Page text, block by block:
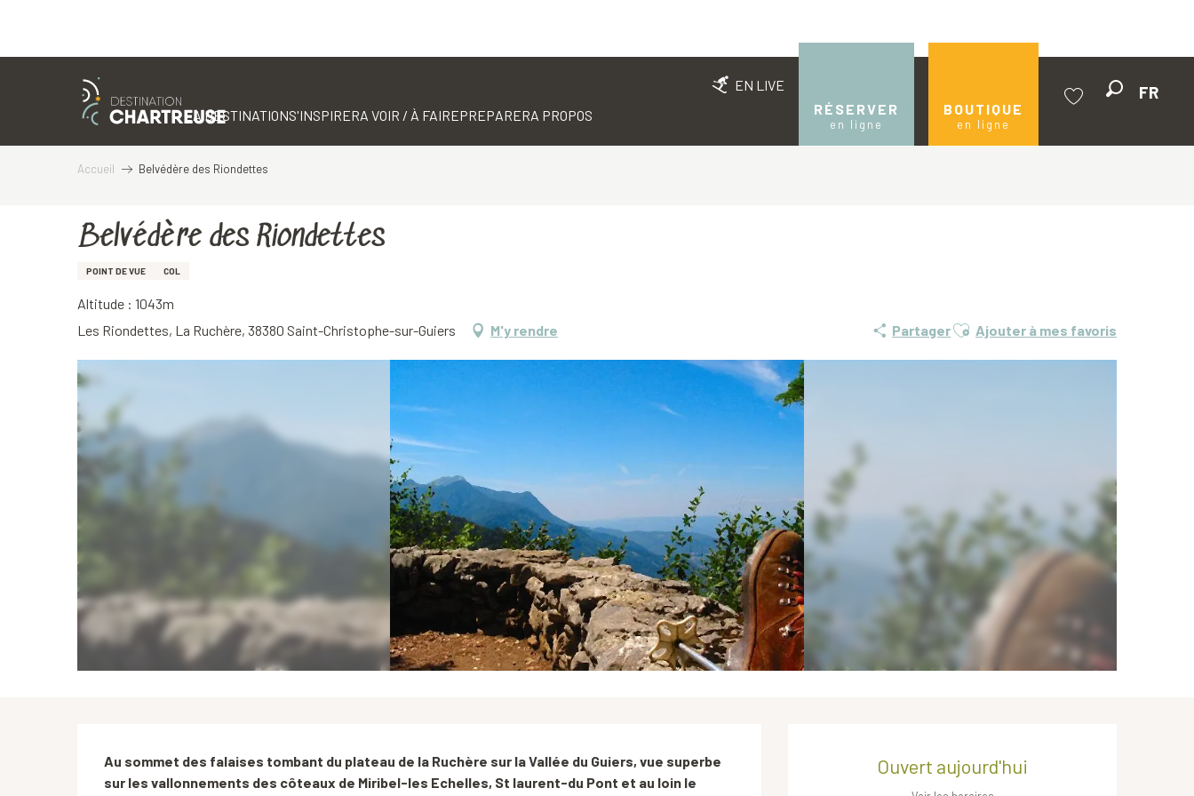
EN LIVE
RÉSERVER
en ligne
BOUTIQUE
en ligne
FR
LA DESTINATIONS'INSPIRERA VOIR / À FAIREPREPARERA PROPOS
Accueil Belvédère des Riondettes
Belvédère des Riondettes
POINT DE VUE COL
Altitude : 1043m
Les Riondettes, La Ruchère, 38380 Saint-Christophe-sur-Guiers
M'y rendre PartagerAjouter aux favoris
Ajouter à mes favoris
Ouverture et coordonnées
Ouvert aujourd'hui
Description
Au sommet des falaises tombant du plateau de la Ruchère sur la Vallée du Guiers, vue superbe
sur les vallonnements des côteaux de Miribel-les Echelles, St laurent-du Pont et au loin le